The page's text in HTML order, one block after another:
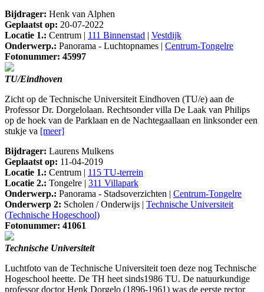
Bijdrager: Henk van Alphen
Geplaatst op: 20-07-2022
Locatie 1.: Centrum | 111 Binnenstad | Vestdijk
Onderwerp.: Panorama - Luchtopnames | Centrum-Tongelre
Fotonummer: 45997
TU/Eindhoven
Zicht op de Technische Universiteit Eindhoven (TU/e) aan de
Professor Dr. Dorgelolaan. Rechtsonder villa De Laak van Philips
op de hoek van de Parklaan en de Nachtegaallaan en linksonder een
stukje va [meer]
Bijdrager: Laurens Mulkens
Geplaatst op: 11-04-2019
Locatie 1.: Centrum | 115 TU-terrein
Locatie 2.: Tongelre | 311 Villapark
Onderwerp.: Panorama - Stadsoverzichten | Centrum-Tongelre
Onderwerp 2: Scholen / Onderwijs | Technische Universiteit
(Technische Hogeschool)
Fotonummer: 41061
Technische Universiteit
Luchtfoto van de Technische Universiteit toen deze nog Technische
Hogeschool heette. De TH heet sinds1986 TU. De natuurkundige
professor doctor Henk Dorgelo (1896-1961) was de eerste rector